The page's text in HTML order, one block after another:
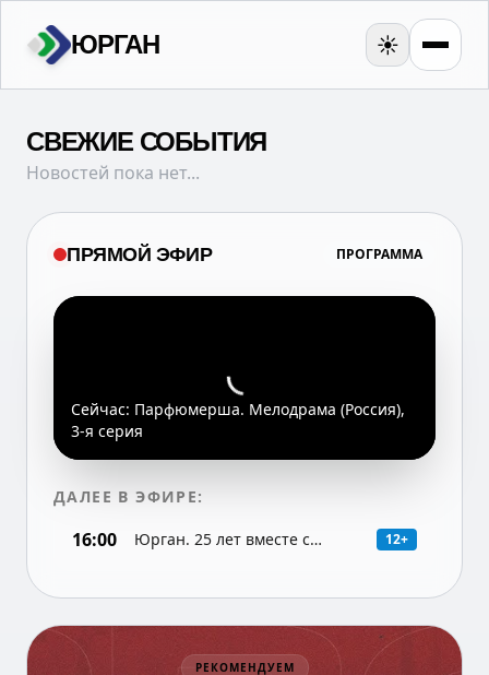
ЮРГАН ☀️
СВЕЖИЕ СОБЫТИЯ
Новостей пока нет...
ПРЯМОЙ ЭФИР ПРОГРАММА
Сейчас: Парфюмерша. Мелодрама (Россия),
3-я серия
ДАЛЕЕ В ЭФИРЕ:
16:00
Юрган. 25 лет вместе с
12+
РЕКОМЕНДУЕМ